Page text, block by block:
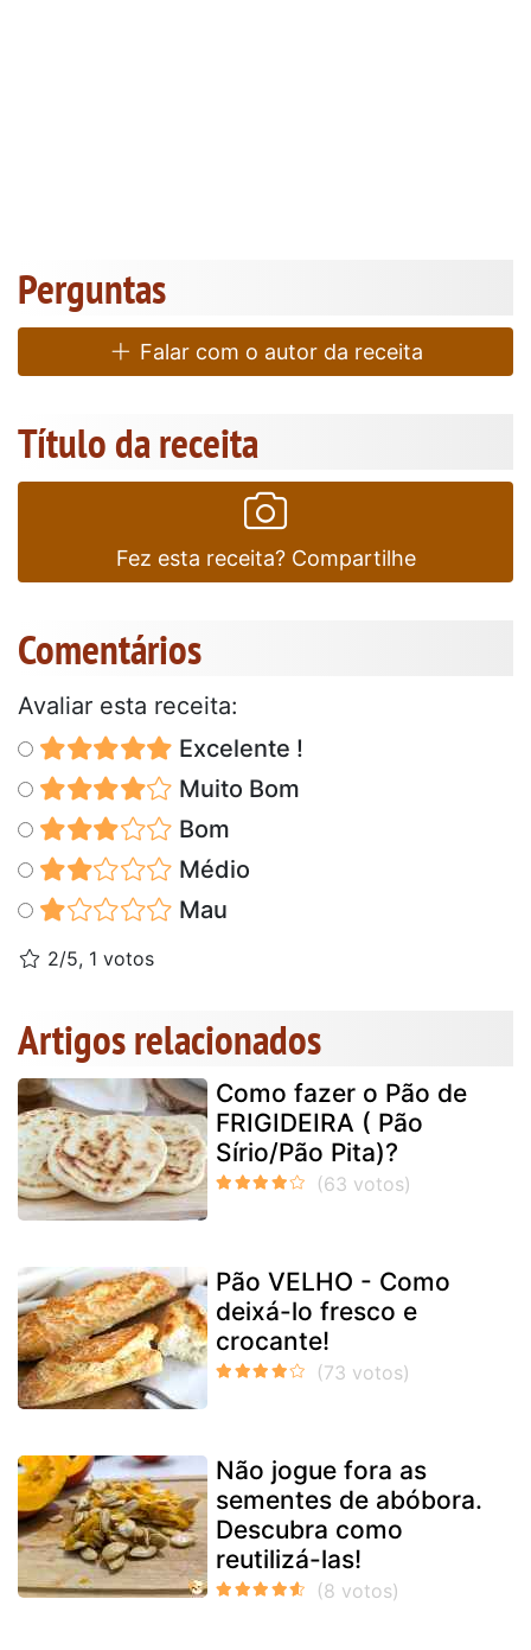
Perguntas
Falar com o autor da receita
Título da receita
Fez esta receita? Compartilhe
Comentários
Avaliar esta receita:
Excelente !
Muito Bom
Bom
Médio
Mau
2/5, 1 votos
Artigos relacionados
Como fazer o Pão de
FRIGIDEIRA ( Pão
Sírio/Pão Pita)?
Pão VELHO - Como
deixá-lo fresco e
crocante!
Não jogue fora as
sementes de abóbora.
Descubra como
reutilizá-las!